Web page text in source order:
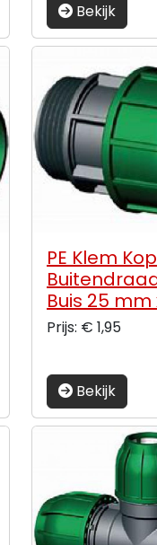
Bekijk
PE Klem
Buis 25 mm
Prijs: € 1,95
Bekijk